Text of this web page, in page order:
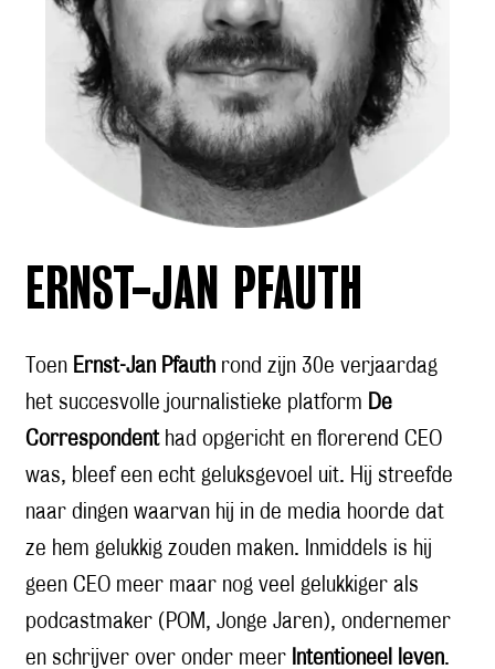
ERNST-JAN PFAUTH
Toen Ernst-Jan Pfauth rond zijn 30e verjaardag
het succesvolle journalistieke platform De
Correspondenthad opgericht en florerend CEO
was, bleef een echt geluksgevoel uit. Hij streefde
naar dingen waarvan hij in de media hoorde dat
ze hem gelukkig zouden maken. Inmiddels is hij
geen CEO meer maar nog veel gelukkiger als
podcastmaker (POM, Jonge Jaren), ondernemer
en schrijver over onder meer Intentioneel leven.